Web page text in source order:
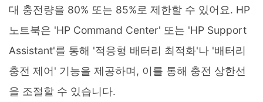
대 충전량을 80% 또는 85%로 제한할 수 있어요. HP
노트북은 'HP Command Center' 또는 'HP Support
Assistant'를 통해 '적응형 배터리 최적화'나 '배터리
충전 제어' 기능을 제공하며, 이를 통해 충전 상한선
을 조절할 수 있습니다.